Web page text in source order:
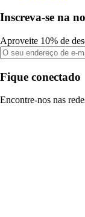
Inscreva-se na
Aproveite 10% de
Fique conectado
Encontre-nos nas